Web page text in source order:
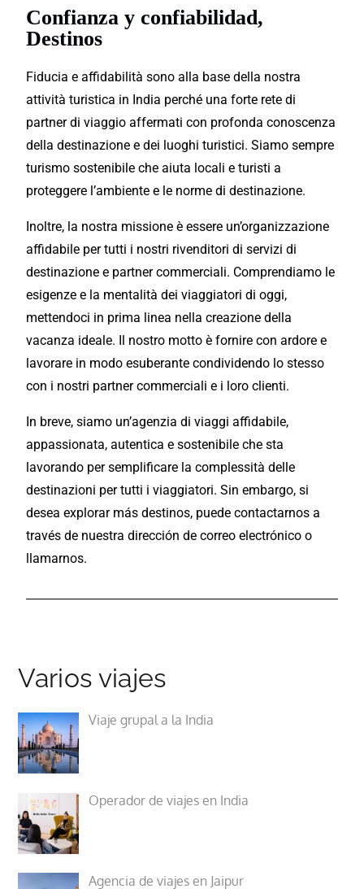
Confianza y confiabilidad,
Destinos
Fiducia e affidabilità sono alla base della nostra
attività turistica in India perché una forte rete di
partner di viaggio affermati con profonda conoscenza
della destinazione e dei luoghi turistici. Siamo sempre
turismo sostenibile che aiuta locali e turisti a
proteggere l’ambiente e le norme di destinazione.
Inoltre, la nostra missione è essere un’organizzazione
affidabile per tutti i nostri rivenditori di servizi di
destinazione e partner commerciali. Comprendiamo le
esigenze e la mentalità dei viaggiatori di oggi,
mettendoci in prima linea nella creazione della
vacanza ideale. Il nostro motto è fornire con ardore e
lavorare in modo esuberante condividendo lo stesso
con i nostri partner commerciali e i loro clienti.
In breve, siamo un’agenzia di viaggi affidabile,
appassionata, autentica e sostenibile che sta
lavorando per semplificare la complessità delle
destinazioni per tutti i viaggiatori.Sin embargo, si
desea explorar más destinos, puede contactarnos a
través de nuestra dirección de correo electrónico o
llamarnos.
Varios viajes
Viaje grupal a la India
Operador de viajes en India
Agencia de viajes en Jaipur